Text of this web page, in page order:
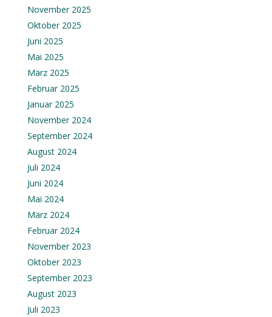
n
a
h
November 2025
Oktober 2025
Juni 2025
Mai 2025
März 2025
Februar 2025
Januar 2025
November 2024
September 2024
August 2024
Juli 2024
Juni 2024
Mai 2024
März 2024
Februar 2024
November 2023
Oktober 2023
September 2023
August 2023
Juli 2023